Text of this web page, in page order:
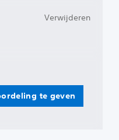
te geven
Verwijderen